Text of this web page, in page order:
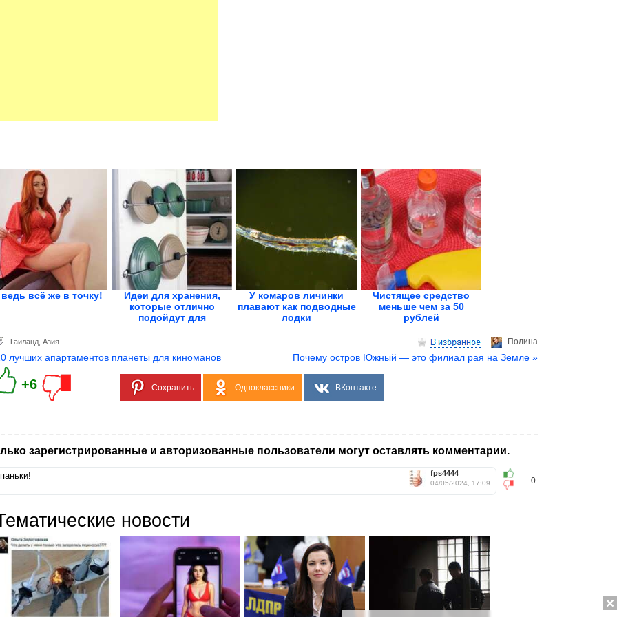
всё же в точку!
Идеи для хранения,
которые отлично
подойдут для
У комаров личинки
плавают как подводные
лодки
Чистящее средство
меньше чем за 50
рублей
Полина
Таиланд Азия
лучших апартаментов планеты для киноманов Почему остров Южный — это филиал рая на Земле »
+6 Сохранить Одноклассники ВКонтакте
зарегистрированные и авторизованные пользователи могут оставлять комментарии.
0
fps4444
04/05/2024, 17:09
новости